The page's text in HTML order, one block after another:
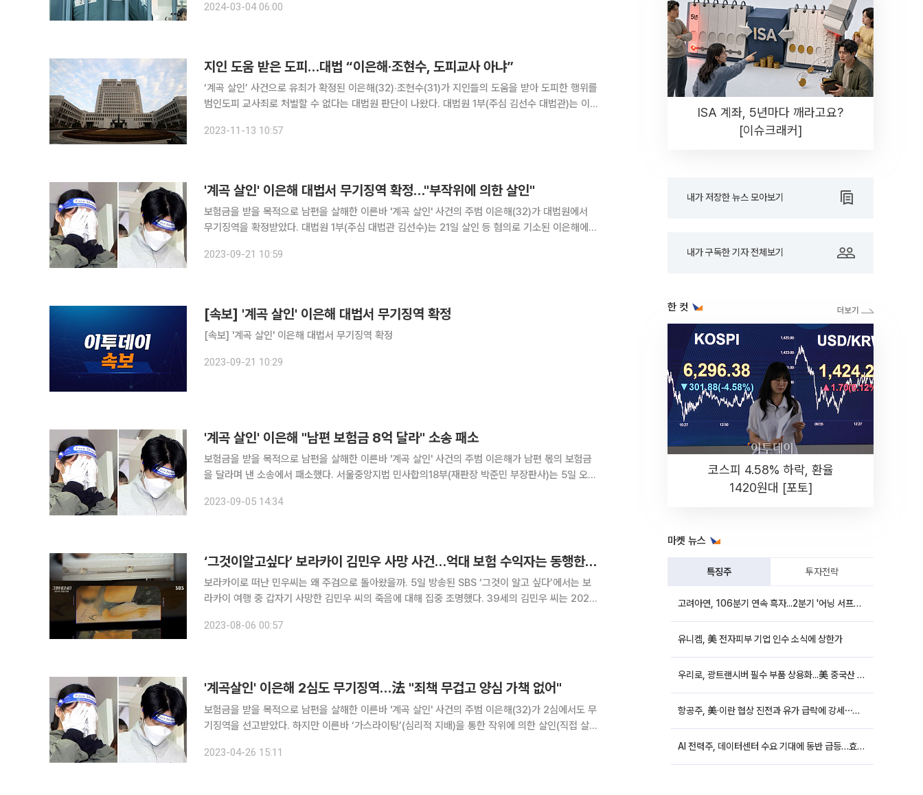
시설에서는 영어의 몸으로 할 수 있는 일은 거의 없다. 심심해도 취
2024-03-04 06:00
지인 도움 받은 도피…대법 “이은해·조현수, 도피교사 아냐”
‘계곡 살인’ 사건으로 유죄가 확정된 이은해(32)‧조현수(31)가 지인들의 도움을 받아 도피한 행위를
범인도피 교사죄로 처벌할 수 없다는 대법원 판단이 나왔다. 대법원 1부(주심 김선수 대법관)는 이
2023-11-13 10:57
'계곡 살인' 이은해 대법서 무기징역 확정…"부작위에 의한 살인"
보험금을 받을 목적으로 남편을 살해한 이른바 '계곡 살인' 사건의 주범 이은해(32)가 대법원에서
무기징역을 확정받았다. 대법원 1부(주심 대법관 김선수)는 21일 살인 등 혐의로 기소된 이은해에게
대한 공소사실 중 부작위에 의한 살인 및 살인미수를
2023-09-21 10:59
[속보] '계곡 살인' 이은해 대법서 무기징역 확정
[속보] '계곡 살인' 이은해 대법서 무기징역 확정
2023-09-21 10:29
'계곡 살인' 이은해 "남편 보험금 8억 달라" 소송 패소
보험금을 받을 목적으로 남편을 살해한 이른바 '계곡 살인' 사건의 주범 이은해가 남편 몫의 보험금
을 달라며 낸 소송에서 패소했다. 서울중앙지법 민사합의18부(재판장 박준민 부장판사)는 5일 오후
다. 재판부는 “계약자인 원고(이은해)가 고의로 망인을 해친
2023-09-05 14:34
‘그것이알고싶다’ 보라카이 김민우 사망 사건…억대 보험 수익자는 동행한 친구?
보라카이로 떠난 민우씨는 왜 주검으로 돌아왔을까. 5일 방송된 SBS ‘그것이 알고 싶다’에서는 보
라카이 여행 중 갑자기 사망한 김민우 씨의 죽음에 대해 집중 조명했다. 39세의 김민우 씨는 2020
2023-08-06 00:57
'계곡살인' 이은해 2심도 무기징역…法 "죄책 무겁고 양심 가책 없어"
보험금을 받을 목적으로 남편을 살해한 이른바 '계곡 살인' 사건의 주범 이은해(32)가 2심에서도 무
기징역을 선고받았다. 하지만 이른바 ‘가스라이팅’(심리적 지배)을 통한 작위에 의한 살인(직접 살
사)는 26일 오후 살인 등 혐의로 기소된 이은해에게 무기징
2023-04-26 15:11
ISA 계좌, 5년마다 깨라고요?
[이슈크래커]
내가 저장한 뉴스 모아보기
내가 구독한 기자 전체보기
한 컷
코스피 4.58% 하락, 환율
1420원대 [포토]
마켓 뉴스
특징주 투자전략
고려아연, 106분기 연속 흑자...2분기 '어닝 서프라이즈'에 장 초반 12%대 강세
유니켐, 美 전자피부 기업 인수 소식에 상한가
우리로, 광트랜시버 필수 부품 상용화...美 중국산 퇴출 추진에 상승세
항공주, 美·이란 협상 진전과 유가 급락에 강세⋯한진칼 8%↑
AI 전력주, 데이터센터 수요 기대에 동반 급등…효성중공업 10%↑